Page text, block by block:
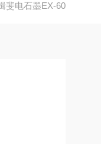
斐电石墨EX-60